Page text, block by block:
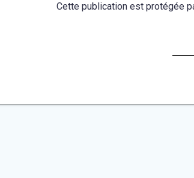
Cette publication est protégée